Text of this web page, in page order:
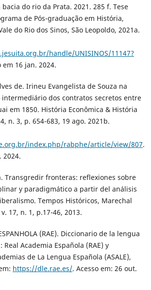
do rio da Prata. 2021. 285 f. Tese
de Pós-graduação em História,
do Rio dos Sinos, São Leopoldo, 2021a.
handle/UNISINOS/11147?
em 16 jan. 2024.
de. Irineu Evangelista de Souza na
intermediário dos contratos secretos entre
em 1850. História Econômica & História
n. 3, p. 654-683, 19 ago. 2021b.
index.php/rabphe/article/view/807.
2024.
Transgredir fronteras: reflexiones sobre
y paradigmático a partir del análisis
Tempos Históricos, Marechal
17, n. 1, p.17-46, 2013.
(RAE). Diccionario de la lengua
Academia Española (RAE) y
de La Lengua Española (ASALE),
https://dle.rae.es/. Acesso em: 26 out.